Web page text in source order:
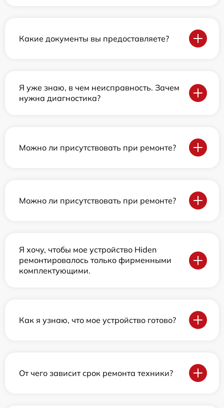
Какие документы вы предоставляете?
Я уже знаю, в чем неисправность. Зачем
нужна диагностика?
Можно ли присутствовать при ремонте?
Можно ли присутствовать при ремонте?
Я хочу, чтобы мое устройство Hiden
ремонтировалось только фирменными
комплектующими.
Как я узнаю, что мое устройство готово?
От чего зависит срок ремонта техники?